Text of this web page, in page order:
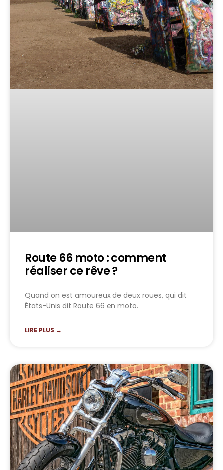
Route 66 moto : comment
réaliser ce rêve ?
Quand on est amoureux de deux roues, qui dit
États-Unis dit Route 66 en moto.
LIRE PLUS →